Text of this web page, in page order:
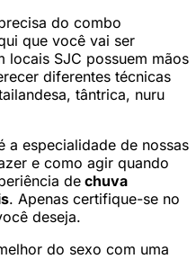
do combo
que você vai ser
locais SJC possuem mãos
diferentes técnicas
tântrica, nuru
a especialidade de nossas
e como agir quando
de chuva
. Apenas certifique-se no
deseja.
do sexo com uma